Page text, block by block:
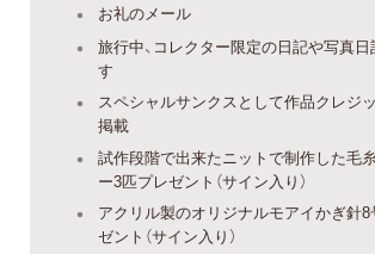
お礼のメール
旅行中、コレクター限定の日記や写真日
す
スペシャルサンクスとして作品クレジ
掲載
試作段階で出来たニットで制作した毛
ー3匹プレゼント（サイン入り）
アクリル製のオリジナルモアイかぎ針8
ゼント（サイン入り）